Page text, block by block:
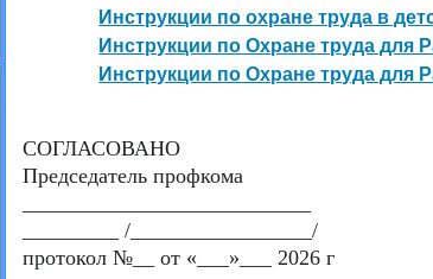
Инструкции по охране труда в
Инструкции по Охране труда для
Инструкции по Охране труда для
СОГЛАСОВАНО
Председатель профкома
_________ /_________________/
протокол №__ от «___»___ 2026 г